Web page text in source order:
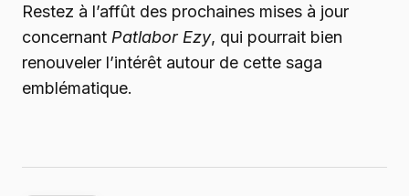
Restez à l’affût des prochaines mises à jour
concernant Patlabor Ezy, qui pourrait bien
renouveler l’intérêt autour de cette saga
emblématique.